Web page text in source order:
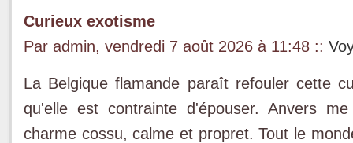
Curieux exotisme
Par admin, vendredi 7 août 2026 à 11:48 ::
La Belgique flamande paraît refouler cette
qu'elle est contrainte d'épouser. Anvers
charme cossu, calme et propret. Tout le